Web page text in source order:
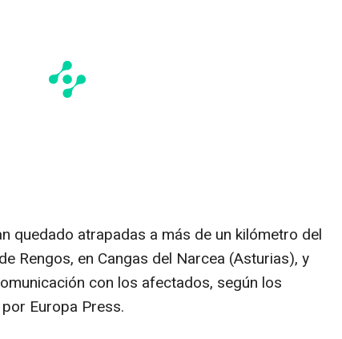
quedado atrapadas a más de un kilómetro del
Rengos, en Cangas del Narcea (Asturias), y
con los afectados, según los
Europa Press.